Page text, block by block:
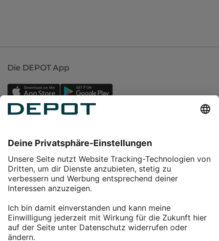
Die DEPOT App
Service
Über DEPOT
Kontakt